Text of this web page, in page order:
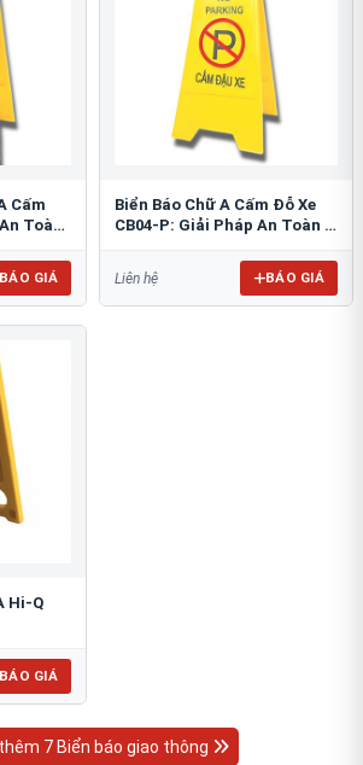
Cấm
Toàn
GIÁ
Biển Báo Chữ A Cấm Đỗ Xe
CB04-P: Giải Pháp An Toàn &
Liên hệ BÁO GIÁ
Hi-Q
GIÁ
7 Biển báo giao thông